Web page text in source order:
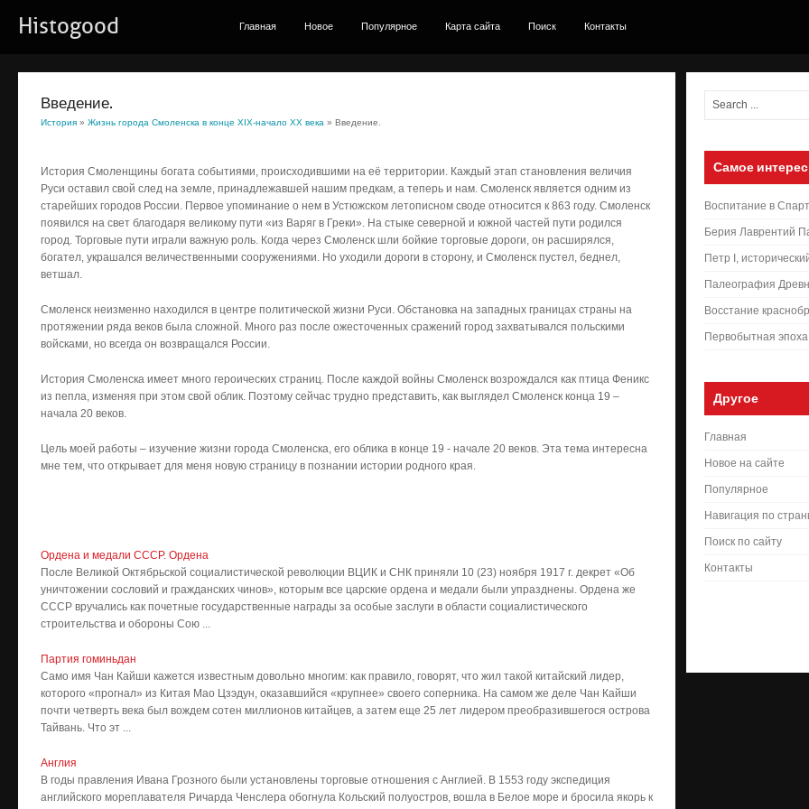
Histogood Главная Новое Популярное Карта сайта Поиск Контакты
Введение.
История » Жизнь города Смоленска в конце ХІХ-начало ХХ века » Введение.
История Смоленщины богата событиями, происходившими на её территории. Каждый этап становления величия
Руси оставил свой след на земле, принадлежавшей нашим предкам, а теперь и нам. Смоленск является одним из
старейших городов России. Первое упоминание о нем в Устюжском летописном своде относится к 863 году. Смоленск
появился на свет благодаря великому пути «из Варяг в Греки». На стыке северной и южной частей пути родился
город. Торговые пути играли важную роль. Когда через Смоленск шли бойкие торговые дороги, он расширялся,
богател, украшался величественными сооружениями. Но уходили дороги в сторону, и Смоленск пустел, беднел,
ветшал.
Смоленск неизменно находился в центре политической жизни Руси. Обстановка на западных границах страны на
протяжении ряда веков была сложной. Много раз после ожесточенных сражений город захватывался польскими
войсками, но всегда он возвращался России.
История Смоленска имеет много героических страниц. После каждой войны Смоленск возрождался как птица Феникс
из пепла, изменяя при этом свой облик. Поэтому сейчас трудно представить, как выглядел Смоленск конца 19 –
начала 20 веков.
Цель моей работы – изучение жизни города Смоленска, его облика в конце 19 - начале 20 веков. Эта тема интересна
мне тем, что открывает для меня новую страницу в познании истории родного края.
Ордена и медали СССР. Ордена
После Великой Октябрьской социалистической революции ВЦИК и СНК приняли 10 (23) ноября 1917 г. декрет «Об
уничтожении сословий и гражданских чинов», которым все царские ордена и медали были упразднены. Ордена же
СССР вручались как почетные государственные награды за особые заслуги в области социалистического
строительства и обороны Сою ...
Партия гоминьдан
Само имя Чан Кайши кажется известным довольно многим: как правило, говорят, что жил такой китайский лидер,
которого «прогнал» из Китая Мао Цзэдун, оказавшийся «крупнее» своего соперника. На самом же деле Чан Кайши
почти четверть века был вождем сотен миллионов китайцев, а затем еще 25 лет лидером преобразившегося острова
Тайвань. Что эт ...
Англия
В годы правления Ивана Грозного были установлены торговые отношения с Англией. В 1553 году экспедиция
английского мореплавателя Ричарда Ченслера обогнула Кольский полуостров, вошла в Белое море и бросила якорь к
Самое
Воспитание в
Берия Лаврентий
Петр I,
Палеография
Восстание
Первобытная
Другое
Главная
Новое на сайте
Популярное
Навигация по
Поиск по сайту
Контакты